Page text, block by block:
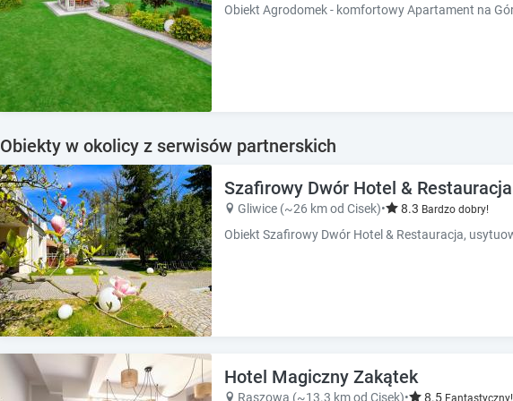
Obiekty w okolicy z serwisów partnerskich
Szafirowy Dwór Hotel & Restauracja
Gliwice (~26 km od Cisek)• 8.3 Bardzo dobry!
Hotel Magiczny Zakątek
Raszowa (~13.3 km od Cisek)• 8.5